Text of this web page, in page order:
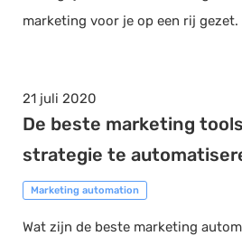
marketing voor je op een rij gezet.
21 juli 2020
De beste marketing
strategie te
Marketing automation
Wat zijn de beste marketing